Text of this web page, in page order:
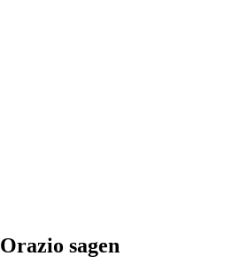
Orazio sagen